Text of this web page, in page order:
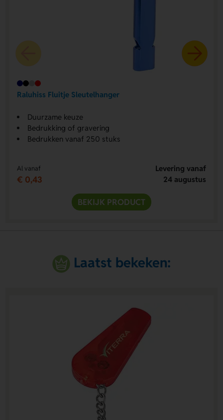
Raluhiss Fluitje Sleutelhanger
Duurzame keuze
Bedrukking of gravering
Bedrukken vanaf 250 stuks
Al vanaf
€ 0,43
Levering vanaf
24 augustus
BEKIJK PRODUCT
Laatst bekeken: